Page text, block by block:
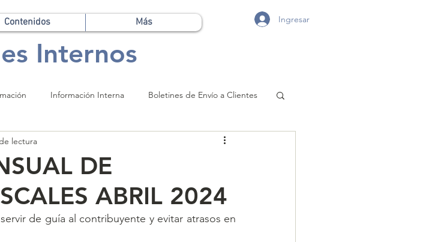
Contenidos Más Ingresar
Internos
Información Interna Boletines de Envío a Clientes
DE
ABRIL 2024
lectura
de guía al contribuyente y evitar atrasos en